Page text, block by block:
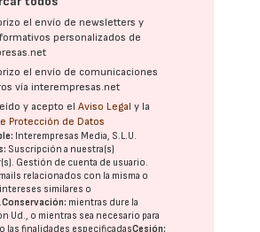
el envío de newsletters y
personalizados de
el envío de comunicaciones
vía interempresas.net
y acepto elAviso Legal y la
Protección de Datos
Interempresas Media, S.L.U.
Suscripción a nuestra(s)
Gestión de cuenta de usuario.
relacionados con la misma o
similares o
Conservación: mientras dure la
Ud., o mientras sea necesario para
las finalidades especificadasCesión: